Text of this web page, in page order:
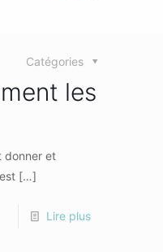
Catégories
les
donner et
[…]
Lire plus